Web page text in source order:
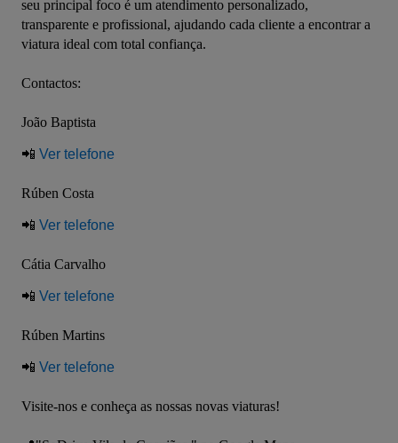
seu principal foco é um atendimento personalizado,
transparente e profissional, ajudando cada cliente a encontrar a
viatura ideal com total confiança.
Contactos:
João Baptista
📲 Ver telefone
Rúben Costa
📲 Ver telefone
Cátia Carvalho
📲 Ver telefone
Rúben Martins
📲 Ver telefone
Visite-nos e conheça as nossas novas viaturas!